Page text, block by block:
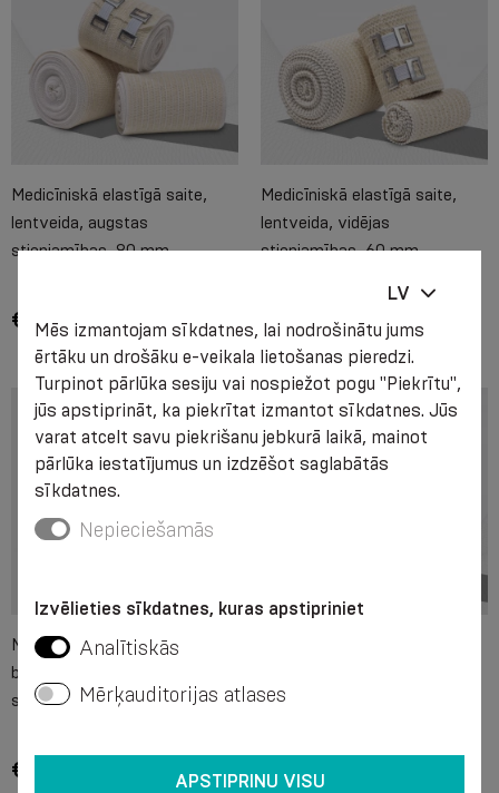
Medicīniskā elastīgā saite,
lentveida, augstas
stiepjamības, 80 mm
€ 2.35 - € 3.45
Medicīniskā elastīgā saite,
lentveida, vidējas
stiepjamības, 60 mm
€ 1.10 - € 3.10
Medicīniskās elastīgās saites
bez lateksa, vidējas
stiepjamības, 80 mm
€ 1.18 - € 6.31
stiepjamības, 100 mm
€ 2.95 - € 4.20
LV
Mēs izmantojam sīkdatnes, lai nodrošinātu jums
ērtāku un drošāku e-veikala lietošanas pieredzi.
Turpinot pārlūka sesiju vai nospiežot pogu "Piekrītu",
jūs apstiprināt, ka piekrītat izmantot sīkdatnes. Jūs
varat atcelt savu piekrišanu jebkurā laikā, mainot
pārlūka iestatījumus un izdzēšot saglabātās
sīkdatnes.
Nepieciešamās
Izvēlieties sīkdatnes, kuras apstipriniet
Analītiskās
Mērķauditorijas atlases
APSTIPRINU VISU